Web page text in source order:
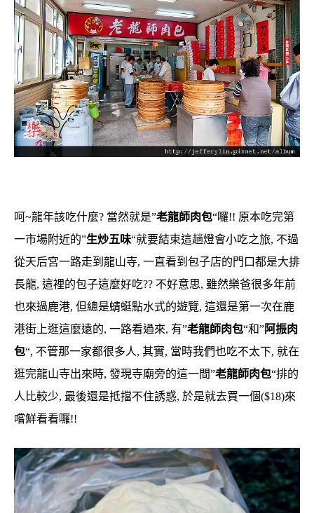
呵~龍年該吃什麼? 當然就是”老龍師肉包“囉!! 原本吃完第
一市場附近的”生炒五味“就要結束這趟燈會小吃之旅, 不過
從天后宮一路走到龍山寺, 一直看到包子店的門口都是大排
長龍, 這裡的包子這麼好吃?? 不好意思, 雖然樂爸很多年前
也來過鹿港, 但總是蜻蜓點水式的遊覽, 這還是第一次在鹿
港街上逛這麼遠的, 一路看過來, 有”老龍師肉包“和”阿振肉
包“, 不管那一家都很多人, 其實, 當時我們也吃不太下, 就在
逛完龍山寺出來時, 發現寺廟旁的這一間”老龍師肉包“排的
人比較少, 最後還是抵擋不住誘惑, 於是就去買一個($18)來
嚐鮮看看囉!!